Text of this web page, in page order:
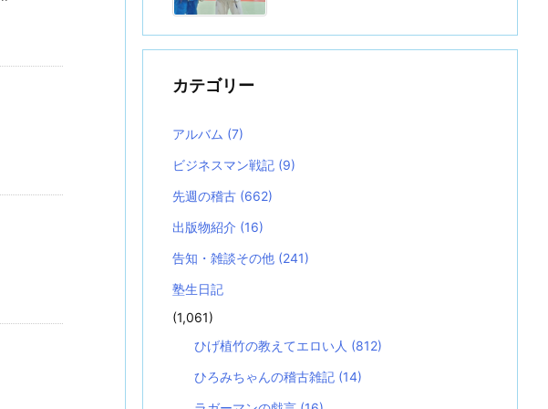
カテゴリー
アルバム (7)
ビジネスマン戦記 (9)
先週の稽古 (662)
出版物紹介 (16)
告知・雑談その他 (241)
塾生日記
(1,061)
ひげ植竹の教えてエロい人 (812)
ひろみちゃんの稽古雑記 (14)